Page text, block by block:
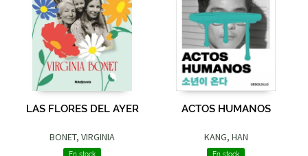
LAS FLORES DEL AYER
BONET, VIRGINIA
En stock
ACTOS HUMANOS
KANG, HAN
En stock